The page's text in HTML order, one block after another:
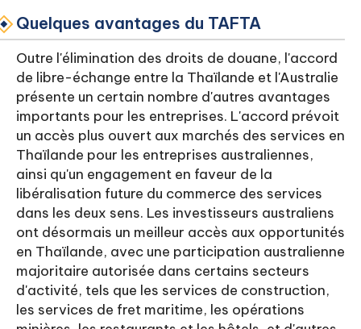
Quelques avantages du TAFTA
Outre l'élimination des droits de douane, l'accord
de libre-échange entre la Thaïlande et l'Australie
présente un certain nombre d'autres avantages
importants pour les entreprises. L'accord prévoit
un accès plus ouvert aux marchés des services en
Thaïlande pour les entreprises australiennes,
ainsi qu'un engagement en faveur de la
libéralisation future du commerce des services
dans les deux sens. Les investisseurs australiens
ont désormais un meilleur accès aux opportunités
en Thaïlande, avec une participation australienne
majoritaire autorisée dans certains secteurs
d'activité, tels que les services de construction,
les services de fret maritime, les opérations